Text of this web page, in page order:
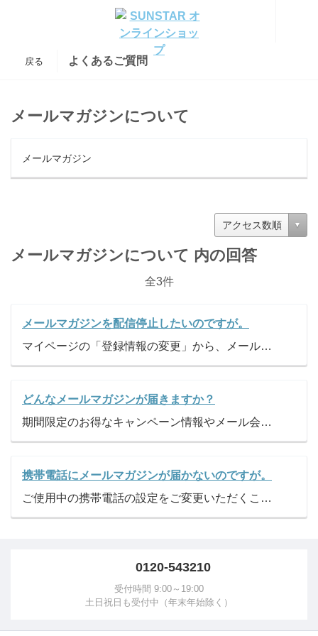
戻る よくあるご質問
メールマガジンについて
メールマガジン
アクセス数順
メールマガジンについて 内の回答
全3件
メールマガジンを配信停止したいのですが。
マイページの「登録情報の変更」から、メールマガジンの希望の設定を「登録しない」に変更してください。
どんなメールマガジンが届きますか？
期間限定のお得なキャンペーン情報やメール会員様限定の特別セール情報、ページ更新のご案内、生活に役立つ情報、サンスター関連サイトのお知らせなどを配信しております。
携帯電話にメールマガジンが届かないのですが。
ご使用中の携帯電話の設定をご変更いただくことにより、メールの受信が可能となります。「@jp.sunstar.com」からメールを受信出来るように設定をお願い申し上げます。 設定につきましては、お使いの携帯電話会社のホームページをご参照ください。
0120-543210
受付時間 9:00～19:00
土日祝日も受付中（年末年始除く）